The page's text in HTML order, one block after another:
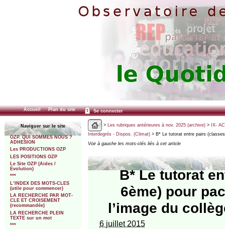
Accueil Plan du site Se connecter
Naviguer sur le site
OZP. QUI SOMMES NOUS ?
ADHESION
Les PRODUCTIONS OZP
LES POSITIONS OZP
Le Site OZP (Aides /
Evolution)
***
L’INDEX DES MOTS-CLES
(utile pour commencer)
LA RECHERCHE PAR MOT-
CLE ET CROISEMENT
(recommandée)
LA RECHERCHE PLEIN
TEXTE sur un mot
***
> Les rubriques antérieures à nov. 2025 (archive)> IX-
Interdegrés - Dispos. (Climat)> B* Le tutorat entre pairs
Voir à gauche les mots-clés liés à cet article
B* Le tutorat
6ème) pour
l’image du
6 juillet 2015